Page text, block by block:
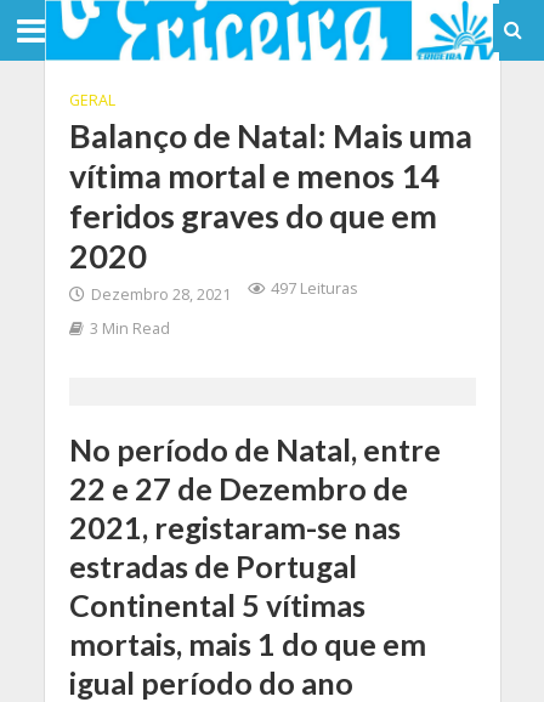
GERAL
Balanço de Natal: Mais uma
vítima mortal e menos 14
feridos graves do que em
2020
Dezembro 28, 2021
497 Leituras
3 Min Read
No período de Natal, entre
22 e 27 de Dezembro de
2021, registaram-se nas
estradas de Portugal
Continental 5 vítimas
mortais, mais 1 do que em
igual período do ano